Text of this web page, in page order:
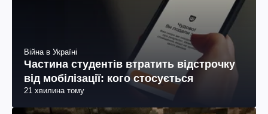
Війна в Україні
Частина студентів втратить відстрочку
від мобілізації: кого стосується
21 хвилина тому